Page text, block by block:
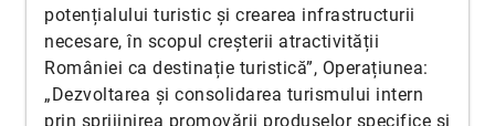
potențialului turistic și crearea infrastructurii
necesare, în scopul creșterii atractivității
României ca destinație turistică”, Operațiunea:
„Dezvoltarea și consolidarea turismului intern
prin sprijinirea promovării produselor specifice și